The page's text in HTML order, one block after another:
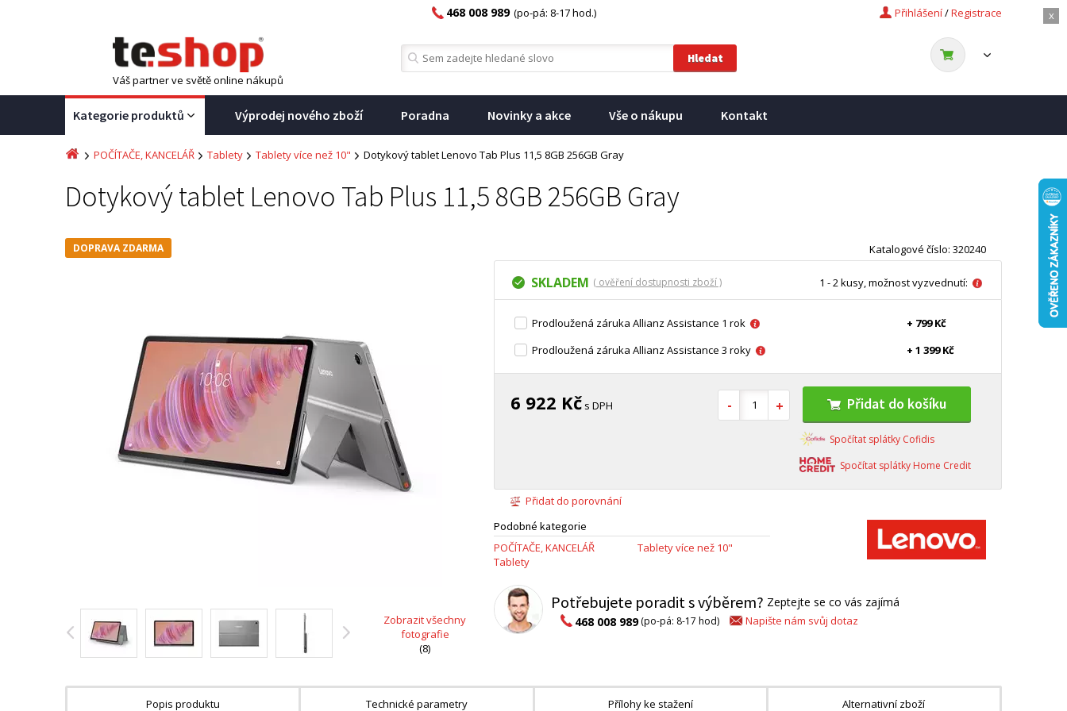
x
Registrace
/
Přihlášení
468 008 989 (po-pá: 8-17 hod.)
Váš partner ve světě online nákupů
Kategorie produktů Výprodej nového zboží Poradna Novinky a akce Vše o nákupu Kontakt
POČÍTAČE, KANCELÁŘ Tablety Tablety více než 10" Dotykový tablet Lenovo Tab Plus 11,5 8GB 256GB Gray
Dotykový tablet Lenovo Tab Plus 11,5 8GB 256GB Gray
DOPRAVA ZDARMA
Zobrazit všechny
fotografie
(8)
Katalogové číslo: 320240
SKLADEM ( ověření dostupnosti zboží ) 1 - 2 kusy, možnost vyzvednutí:
Prodloužená záruka Allianz Assistance 1 rok
+ 799 Kč
Prodloužená záruka Allianz Assistance 3 roky
+ 1 399 Kč
6 922 Kč s DPH Přidat do košíku
Spočítat splátky Cofidis
Spočítat splátky Home Credit
Přidat do porovnání
Podobné kategorie
POČÍTAČE, KANCELÁŘ
Tablety
Tablety více než 10"
Potřebujete poradit s výběrem? Zeptejte se co vás zajímá
468 008 989(po-pá: 8-17 hod) Napište nám svůj dotaz
Popis produktu Technické parametry Přílohy ke stažení Alternativní zboží